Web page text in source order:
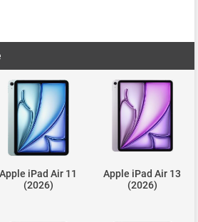
Apple iPad Air 11
(2026)
Apple iPad Air 13
(2026)